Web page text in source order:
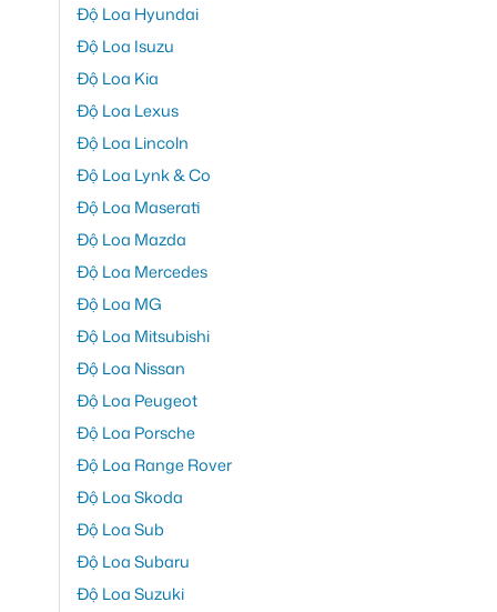
Độ Loa Hyundai
Độ Loa Isuzu
Độ Loa Kia
Độ Loa Lexus
Độ Loa Lincoln
Độ Loa Lynk & Co
Độ Loa Maserati
Độ Loa Mazda
Độ Loa Mercedes
Độ Loa MG
Độ Loa Mitsubishi
Độ Loa Nissan
Độ Loa Peugeot
Độ Loa Porsche
Độ Loa Range Rover
Độ Loa Skoda
Độ Loa Sub
Độ Loa Subaru
Độ Loa Suzuki